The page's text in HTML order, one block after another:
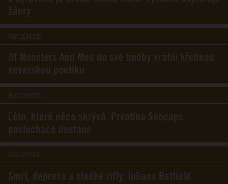
žánry
RECENZE
Of Monsters And Men do své hudby vrátili křehkou
severskou poetiku
RECENZE
Léto, které něco skrývá. Prvotina Snocaps
posluchače dostane
RECENZE
Smrt, deprese a sladké riffy. Juliana Hatfield